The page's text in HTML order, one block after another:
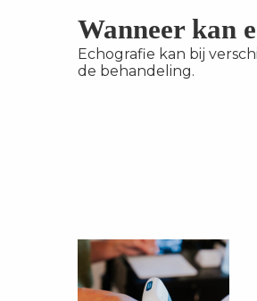
Wanneer kan
Echografie kan bij
de behandeling.